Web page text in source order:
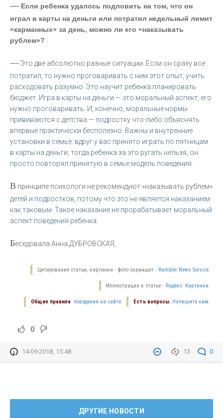
— Если ребенка удалось подловить на том, что он
играл в карты на деньги или потратил недельный лимит
«карманных» за день, можно ли его «наказывать
рублем»?
—Это две абсолютно разные ситуации. Если он сразу все
потратил, то нужно проговаривать с ним этот опыт, учить
расходовать разумно. Это научит ребенка планировать
бюджет. Игра в карты на деньги — это моральный аспект, его
нужно проговаривать. И, конечно, моральные нормы
прививаются с детства — подростку что-либо объяснять
впервые практически бесполезно. Важны и внутренние
установки в семье: вдруг у вас принято играть по пятницам
в карты на деньги, тогда ребенка за это ругать нельзя, он
просто повторял принятую в семье модель поведения.
В принципе психологи не рекомендуют «наказывать рублем»
детей и подростков, потому что это не является наказанием
как таковым. Такое наказание не прорабатывает моральный
аспект поведения ребенка.
Беседовала Анна ДУБРОВСКАЯ,
Цитирование статьи, картинки - фото скриншот - Rambler News Service.
Иллюстрация к статье - Яндекс. Картинки.
Есть вопросы. Напишите нам.
Общие правила поведения на сайте.
0
13 0
14-09-2018, 15:48
ДРУГИЕ НОВОСТИ